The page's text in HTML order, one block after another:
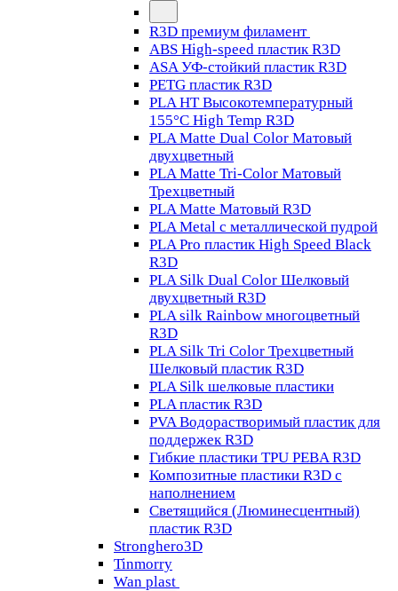
R3D премиум филамент
ABS High-speed пластик R3D
ASA УФ-стойкий пластик R3D
PETG пластик R3D
PLA HT Высокотемпературный
155°C High Temp R3D
PLA Matte Dual Color Матовый
двухцветный
PLA Matte Tri-Color Матовый
Трехцветный
PLA Matte Матовый R3D
PLA Metal с металлической пудрой
PLA Pro пластик High Speed Black
R3D
PLA Silk Dual Color Шелковый
двухцветный R3D
PLA silk Rainbow многоцветный
R3D
PLA Silk Tri Color Трехцветный
Шелковый пластик R3D
PLA Silk шелковые пластики
PLA пластик R3D
PVA Водорастворимый пластик для
поддержек R3D
Гибкие пластики TPU PEBA R3D
Композитные пластики R3D с
наполнением
Светящийся (Люминесцентный)
пластик R3D
Stronghero3D
Tinmorry
Wan plast